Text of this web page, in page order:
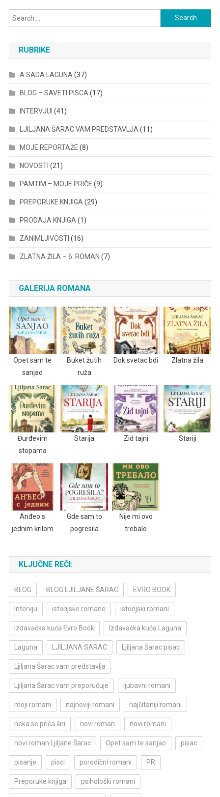
Search
for:
RUBRIKE
A SADA LAGUNA (37)
BLOG – SAVETI PISCA (17)
INTERVJUI (41)
LJILJANA ŠARAC VAM PREDSTAVLJA (11)
MOJE REPORTAŽE (8)
NOVOSTI (21)
PAMTIM – MOJE PRIČE (9)
PREPORUKE KNJIGA (29)
PRODAJA KNJIGA (1)
ZANIMLJIVOSTI (16)
ZLATNA ŽILA – 6. ROMAN (7)
GALERIJA ROMANA
Opet sam te
sanjao
Buket žutih
ruža
Dok svetac bdi Zlatna žila
Đurđevim
stopama
Starija Zid tajni Stariji
Anđeo s
jednim krilom
Gde sam to
pogresila
Nije mi ovo
trebalo
KLJUČNE REČI:
BLOG BLOG LJILJANE ŠARAC EVRO BOOK
Intervju istorijske romane istorijski romani
Izdavačka kuća Evro Book Izdavačka kuća Laguna
Laguna LJILJANA SARAC Ljiljana Šarac pisac
Ljiljana Šarac vam predstavlja
Ljiljana Šarac vam preporučuje ljubavni romani
moji romani najnoviji romani najčitaniji romani
neka se priča širi novi roman novi romani
novi roman Ljiljane Šarac Opet sam te sanjao pisac
pisanje pisci porodični romani PR
Preporuke knjiga psihološki romani